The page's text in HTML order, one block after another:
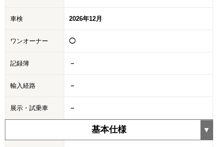
車検 2026年12月
ワンオーナー ◯
記録簿 －
輸入経路 －
展示・試乗車 －
基本仕様